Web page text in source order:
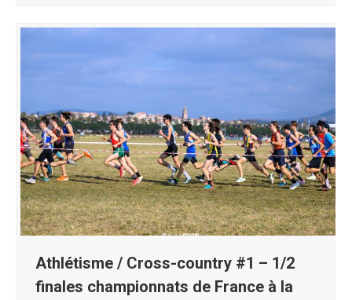
Athlétisme / Cross-country #1 – 1/2
finales championnats de France à la